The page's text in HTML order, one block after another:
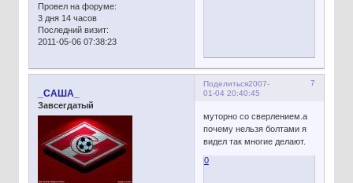
Провел на форуме:
3 дня 14 часов
Последний визит:
2011-05-06 07:38:23
Поделиться 7
2007-
01-04 20:40:45
_САША_
Завсегдатый
муторно со сверлением.а
почему нельзя болтами я
видел так многие делают.
0